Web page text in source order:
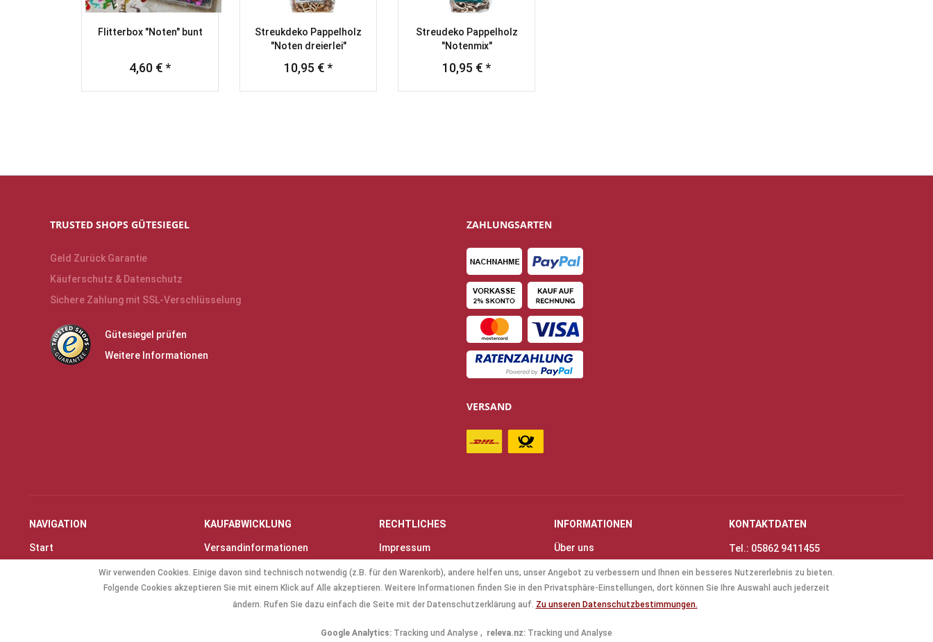
Flitterbox "Noten" bunt
4,60 € *
Streukdeko Pappelholz
"Noten dreierlei"
10,95 € *
Streudeko Pappelholz
"Notenmix"
10,95 € *
TRUSTED SHOPS GÜTESIEGEL
Geld Zurück Garantie
Käuferschutz & Datenschutz
Sichere Zahlung mit SSL-Verschlüsselung
Gütesiegel prüfen
Weitere Informationen
ZAHLUNGSARTEN
VERSAND
NAVIGATION
Start
Instrumente & Zubehör
KAUFABWICKLUNG
Versandinformationen
Zahlungsarten
Widerrufsrecht
RECHTLICHES
Impressum
Allgemeine Geschäftsbedingungen
(AGB)
Batterieverordnung
INFORMATIONEN
Über uns
Kontakt
Anfahrt & Öffnungszeiten
Mollenhauer Blockflöten
Küng Blockflöten
KONTAKTDATEN
Tel.: 05862 9411455
info@thinas-toene.de
Wir verwenden Cookies. Einige davon sind technisch notwendig (z.B. für den Warenkorb), andere helfen uns, unser Angebot zu verbessern und Ihnen ein besseres Nutzererlebnis zu bieten.
Folgende Cookies akzeptieren Sie mit einem Klick auf Alle akzeptieren. Weitere Informationen finden Sie in den Privatsphäre-Einstellungen, dort können Sie Ihre Auswahl auch jederzeit
ändern. Rufen Sie dazu einfach die Seite mit der Datenschutzerklärung auf. Zu unseren Datenschutzbestimmungen.
Google Analytics: Tracking und Analyse , releva.nz: Tracking und Analyse